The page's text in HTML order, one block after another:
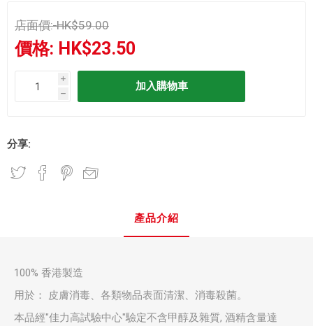
店面價: HK$59.00
價格: HK$23.50
i
h
分享:
產品介紹
100% 香港製造
用於： 皮膚消毒、各類物品表面清潔、消毒殺菌。
本品經"佳力高試驗中心"驗定不含甲醇及雜質, 酒精含量達